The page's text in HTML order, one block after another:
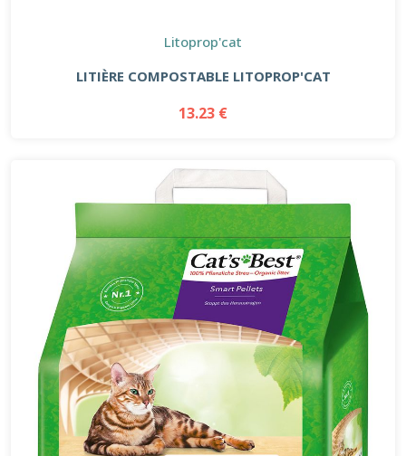
Litoprop'cat
LITIÈRE COMPOSTABLE LITOPROP'CAT
13.23 €